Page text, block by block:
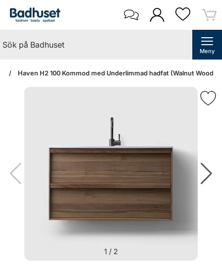
Meny
Haven H2 100 Kommod med Underlimmad hadfat (Walnut
1 / 2